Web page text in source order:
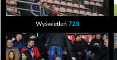
Wyświetleń 723